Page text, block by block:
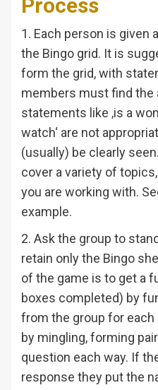
Process
1. Each person is given
the Bingo grid. It is
form the grid, with
members must find the
statements like ‚is a
watch‘ are not
(usually) be clearly
cover a variety of
you are working with.
example.
2. Ask the group to
retain only the Bingo
of the game is to get a
boxes completed) by
from the group for each
by mingling, forming
question each way. If
response they put the